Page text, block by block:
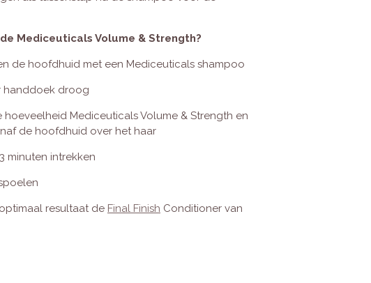
Mediceuticals Volume & Strength?
de hoofdhuid met een Mediceuticals shampoo
handdoek droog
hoeveelheid Mediceuticals Volume & Strength en
de hoofdhuid over het haar
minuten intrekken
resultaat de Final Finish Conditioner van